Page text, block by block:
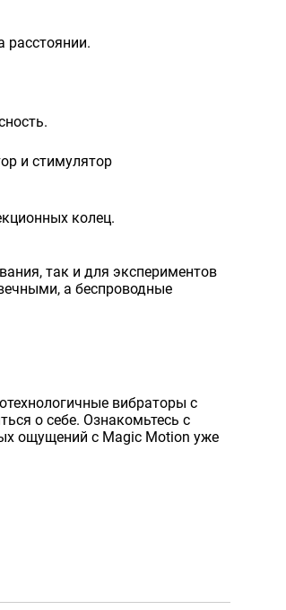
расстоянии.
и стимулятор
колец.
так и для экспериментов
а беспроводные
вибраторы с
о себе. Ознакомьтесь с
ощущений с Magic Motion уже